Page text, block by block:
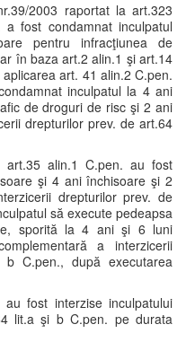
2003 raportat la art.323
fost condamnat inculpatul
pentru infracţiunea de
în baza art.2 alin.1 şi art.14
art. 41 alin.2 C.pen.
inculpatul la 4 ani
de droguri de risc şi 2 ani
drepturilor prev. de art.64
alin.1 C.pen. au fost
şi 4 ani închisoare şi 2
drepturilor prev. de
să execute pedeapsa
sporită la 4 ani şi 6 luni
a interzicerii
C.pen., după executarea
fost interzise inculpatului
lit.a şi b C.pen. pe durata